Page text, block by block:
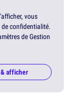
vous
de confidentialité.
de Gestion
afficher